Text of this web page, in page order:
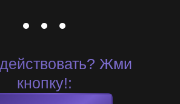
Жми
кнопку!: